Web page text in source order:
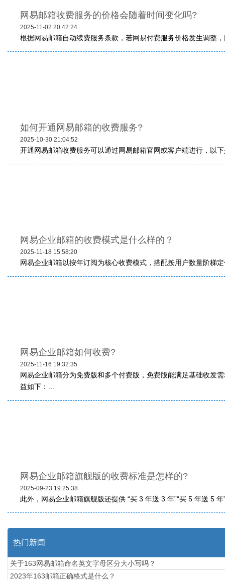
网易邮箱收费服务的价格会随着时间变化吗?
2025-11-02 20:42:24
根据网易邮箱自动续费服务条款，若网易付费服务价格发生调整
如何开通网易邮箱的收费服务?
2025-10-30 21:04:52
开通网易邮箱收费服务可以通过网易邮箱官网或客户端进行，以
网易企业邮箱的收费模式是什么样的？
2025-11-18 15:58:20
网易企业邮箱以按年订阅为核心收费模式，搭配按用户数量阶梯
网易企业邮箱如何收费?
2025-11-16 19:32:35
网易企业邮箱分为免费版和多个付费版，免费版能满足基础收发
益如下：...
网易企业邮箱旗舰版的收费标准是怎样的?
2025-09-23 19:25:38
此外，网易企业邮箱旗舰版还提供 “买 3 年送 3 年”“买 5 年送 5
热门新闻
关于163网易邮箱命名英文字母区分大小写吗？
2023年163邮箱正确格式是什么？